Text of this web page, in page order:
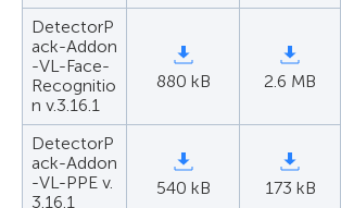
DetectorP
ack-Addon
-VL-Face-
Recognitio
n v.3.16.1
880 kB 2.6 MB
DetectorP
ack-Addon
-VL-PPE v.
3.16.1
540 kB 173 kB